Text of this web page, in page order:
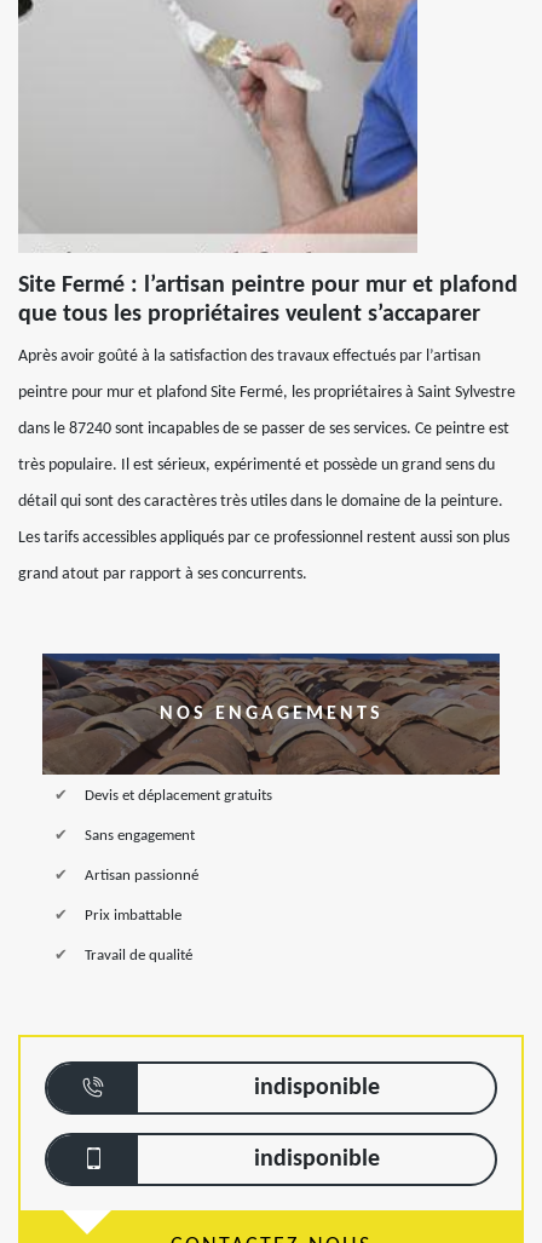
Site Fermé : l’artisan peintre pour mur et plafond
que tous les propriétaires veulent s’accaparer
Après avoir goûté à la satisfaction des travaux effectués par l’artisan
peintre pour mur et plafond Site Fermé, les propriétaires à Saint Sylvestre
dans le 87240 sont incapables de se passer de ses services. Ce peintre est
très populaire. Il est sérieux, expérimenté et possède un grand sens du
détail qui sont des caractères très utiles dans le domaine de la peinture.
Les tarifs accessibles appliqués par ce professionnel restent aussi son plus
grand atout par rapport à ses concurrents.
NOS ENGAGEMENTS
Devis et déplacement gratuits
Sans engagement
Artisan passionné
Prix imbattable
Travail de qualité
indisponible
indisponible